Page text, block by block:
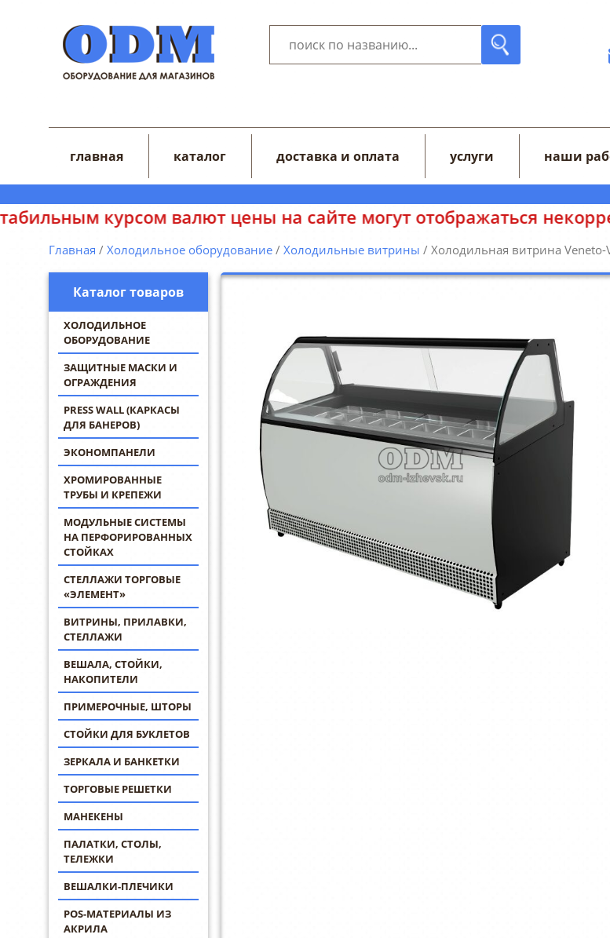
главная каталог доставка и оплата услуги наши
валют цены на сайте могут отображаться некорректно.
Каталог товаров
ХОЛОДИЛЬНОЕ
ОБОРУДОВАНИЕ
ЗАЩИТНЫЕ МАСКИ И
ОГРАЖДЕНИЯ
PRESS WALL (КАРКАСЫ
ДЛЯ БАНЕРОВ)
ЭКОНОМПАНЕЛИ
ХРОМИРОВАННЫЕ
ТРУБЫ И КРЕПЕЖИ
МОДУЛЬНЫЕ СИСТЕМЫ
НА ПЕРФОРИРОВАННЫХ
СТОЙКАХ
СТЕЛЛАЖИ ТОРГОВЫЕ
«ЭЛЕМЕНТ»
ВИТРИНЫ, ПРИЛАВКИ,
СТЕЛЛАЖИ
ВЕШАЛА, СТОЙКИ,
НАКОПИТЕЛИ
ПРИМЕРОЧНЫЕ, ШТОРЫ
СТОЙКИ ДЛЯ БУКЛЕТОВ
ЗЕРКАЛА И БАНКЕТКИ
ТОРГОВЫЕ РЕШЕТКИ
МАНЕКЕНЫ
ПАЛАТКИ, СТОЛЫ,
ТЕЛЕЖКИ
ВЕШАЛКИ-ПЛЕЧИКИ
POS-МАТЕРИАЛЫ ИЗ
АКРИЛА
Главная / Холодильное оборудование / Холодильные витрины / Холодильная витрина